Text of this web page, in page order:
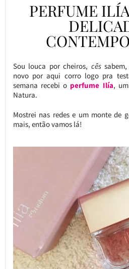
PERFUME
Sou louca por cheiros, cêssabem,
novo por aqui corro logo pra
semana recebi o perfume Ilía,
Natura.
Mostrei nas redes e um monte de
mais, então vamos lá!